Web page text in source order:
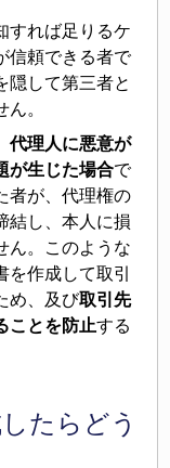
すれば足りるケ
信頼できる者で
隠して第三者と
。
代理人に悪意が
が生じた場合で
者が、代理権の
結し、本人に損
ん。このような
作成して取引
め、及び取引先
ことを防止する
たらどう